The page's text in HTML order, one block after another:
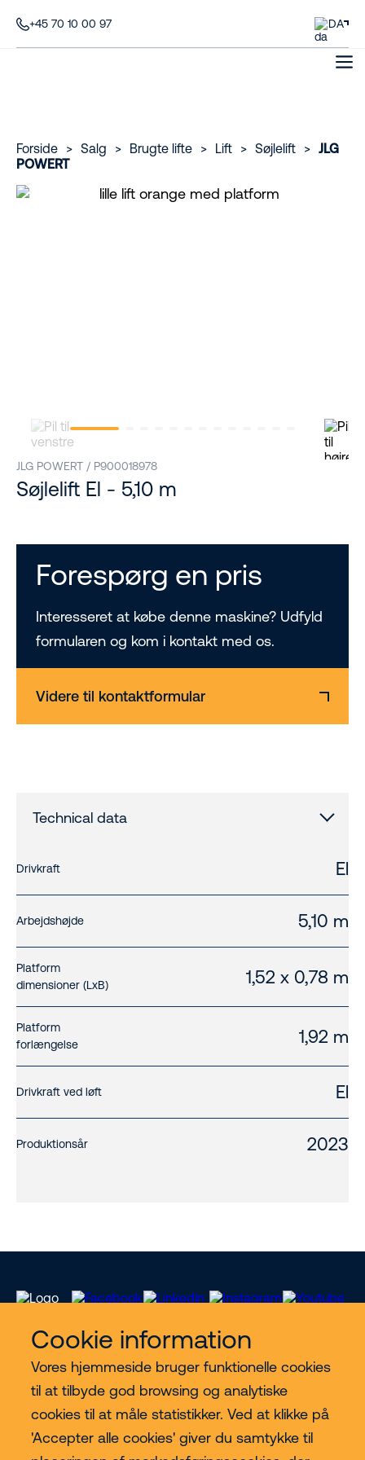
Cookie information
Vores hjemmeside bruger funktionelle cookies
til at tilbyde god browsing og analytiske
cookies til at måle statistikker. Ved at klikke på
'Accepter alle cookies' giver du samtykke til
+45 70 10 00 97 DA
Forside > Salg > Brugte lifte > Lift > Søjlelift > JLG
POWERT
JLG POWERT / P900018978
Søjlelift El - 5,10 m
Forespørg en pris
Interesseret at købe denne maskine? Udfyld
formularen og kom i kontakt med os.
Videre til kontaktformular
Technical data
Drivkraft El
Arbejdshøjde 5,10 m
Platform
dimensioner (LxB)
1,52 x 0,78 m
Platform
forlængelse
1,92 m
Drivkraft ved løft El
Produktionsår 2023
Vores services
Lift kategorier